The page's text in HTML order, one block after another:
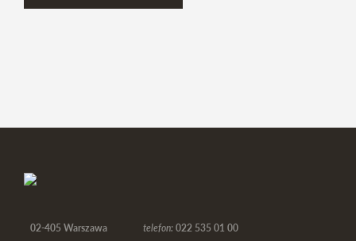
02-405 Warszawa telefon: 022 535 01 00